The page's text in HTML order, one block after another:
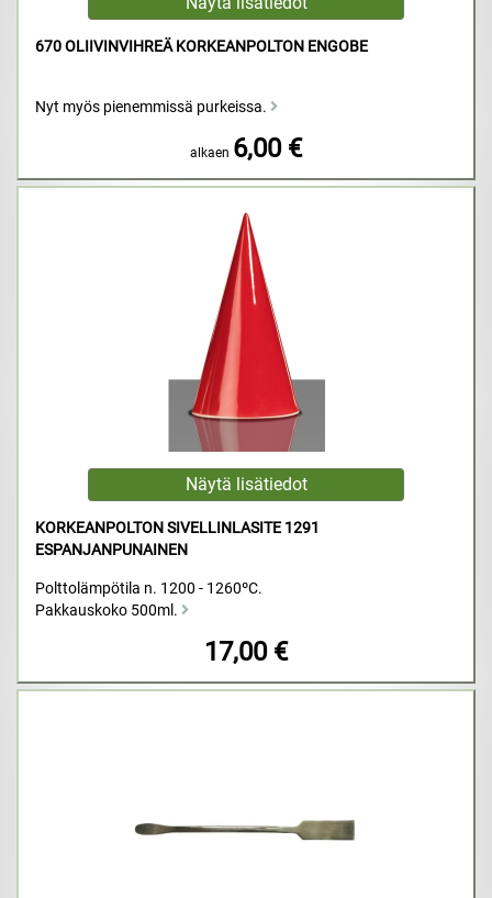
670 OLIIVINVIHREÄ KORKEANPOLTON ENGOBE
Nyt myös pienemmissä purkeissa.
alkaen 6,00 €
KORKEANPOLTON SIVELLINLASITE 1291
ESPANJANPUNAINEN
Polttolämpötila n. 1200 - 1260ºC.
Pakkauskoko 500ml.
17,00 €